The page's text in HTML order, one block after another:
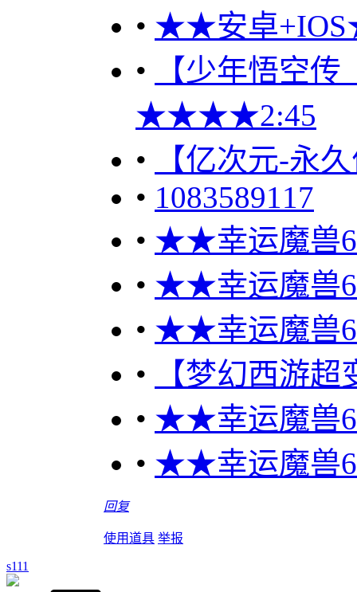
• ★★安卓
•
【少年悟空
★★★★2:45
•
【亿次元-永
• 1083589117
• ★★幸运魔兽
• ★★幸运魔兽
• ★★幸运魔兽
•
【梦幻西游
• ★★幸运魔兽
• ★★幸运魔兽
回复
使用道具 举报
s111